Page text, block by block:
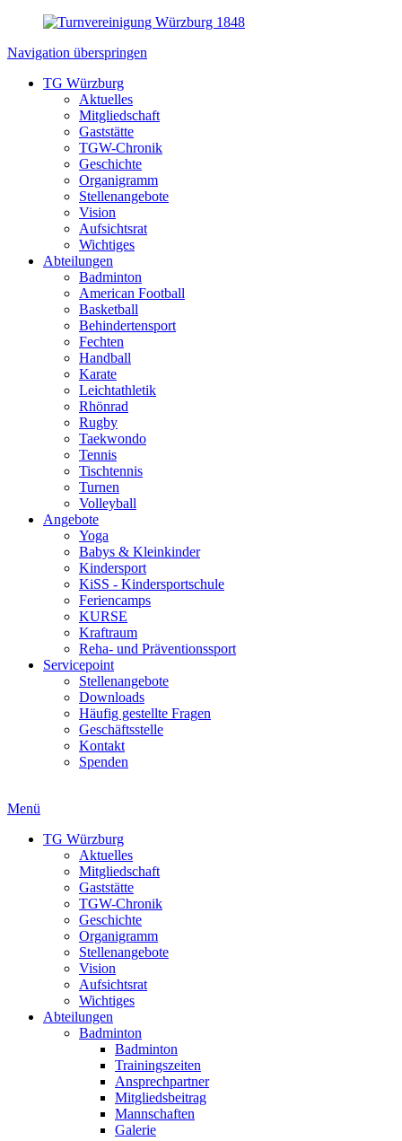
Navigation überspringen
TG Würzburg
Aktuelles
Mitgliedschaft
Gaststätte
TGW-Chronik
Geschichte
Organigramm
Stellenangebote
Vision
Aufsichtsrat
Wichtiges
Abteilungen
Badminton
American Football
Basketball
Behindertensport
Fechten
Handball
Karate
Leichtathletik
Rhönrad
Rugby
Taekwondo
Tennis
Tischtennis
Turnen
Volleyball
Angebote
Yoga
Babys & Kleinkinder
Kindersport
KiSS - Kindersportschule
Feriencamps
KURSE
Kraftraum
Reha- und Präventionssport
Servicepoint
Stellenangebote
Downloads
Häufig gestellte Fragen
Geschäftsstelle
Kontakt
Spenden
Menü
TG Würzburg
Aktuelles
Mitgliedschaft
Gaststätte
TGW-Chronik
Geschichte
Organigramm
Stellenangebote
Vision
Aufsichtsrat
Wichtiges
Abteilungen
Badminton
Badminton
Trainingszeiten
Ansprechpartner
Mitgliedsbeitrag
Mannschaften
Galerie